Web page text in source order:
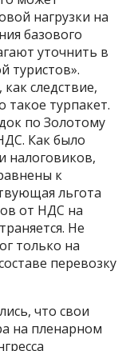
нагрузки на
базового
уточнить в
туристов».
следствие,
такое турпакет.
по Золотому
Как было
налоговиков,
к
льгота
от НДС на
Не
только на
перевозку
что свои
на пленарном